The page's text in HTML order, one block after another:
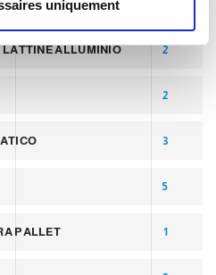
uniquement
LATTINE ALLUMINIO 2
2
3
5
PALLET 1